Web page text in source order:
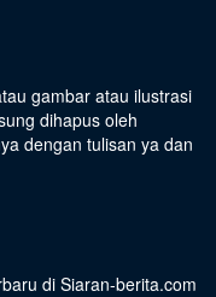
gambar atau ilustrasi
dihapus oleh
dengan tulisan ya dan
di Siaran-berita.com